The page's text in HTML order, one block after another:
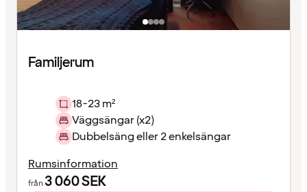
Familjerum
18-23 m²
Väggsängar (x2)
Dubbelsäng eller 2 enkelsängar
Rumsinformation
från3 060SEK